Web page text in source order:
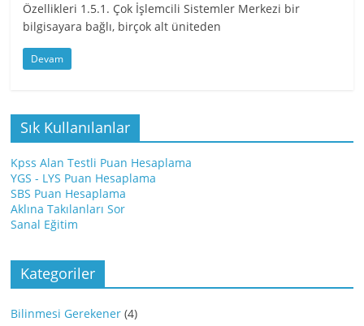
Özellikleri 1.5.1. Çok İşlemcili Sistemler Merkezi bir
bilgisayara bağlı, birçok alt üniteden
Devam
Sık Kullanılanlar
Kpss Alan Testli Puan Hesaplama
YGS - LYS Puan Hesaplama
SBS Puan Hesaplama
Aklına Takılanları Sor
Sanal Eğitim
Kategoriler
Bilinmesi Gerekener (4)